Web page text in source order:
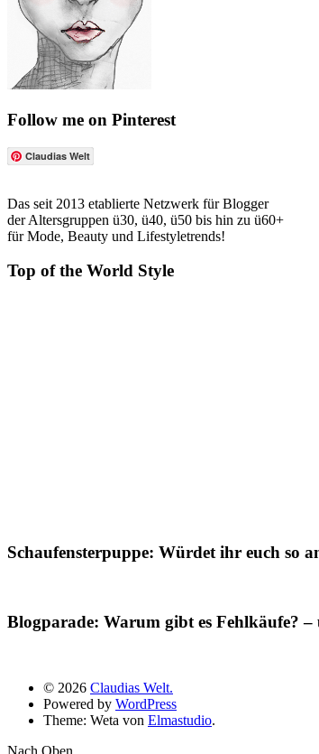
Follow me on Pinterest
Claudias Welt
Das seit 2013 etablierte Netzwerk für Blogger
der Altersgruppen ü30, ü40, ü50 bis hin zu ü60+
für Mode, Beauty und Lifestyletrends!
Top of the World Style
Schaufensterpuppe: Würdet ihr euch so
Blogparade: Warum gibt es Fehlkäufe? –
© 2026 Claudias Welt.
Powered by WordPress
Theme: Weta von Elmastudio.
Nach Oben